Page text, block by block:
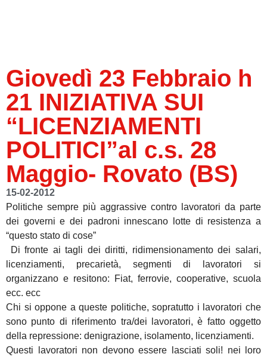
Giovedì 23 Febbraio h
21 INIZIATIVA SUI
“LICENZIAMENTI
POLITICI”al c.s. 28
Maggio- Rovato (BS)
15-02-2012
Politiche sempre più aggrassive contro lavoratori da parte
dei governi e dei padroni innescano lotte di resistenza a
“questo stato di cose”
Di fronte ai tagli dei diritti, ridimensionamento dei salari,
licenziamenti, precarietà, segmenti di lavoratori si
organizzano e resitono: Fiat, ferrovie, cooperative, scuola
ecc. ecc
Chi si oppone a queste politiche, sopratutto i lavoratori che
sono punto di riferimento tra/dei lavoratori, è fatto oggetto
della repressione: denigrazione, isolamento, licenziamenti.
Questi lavoratori non devono essere lasciati soli! nei loro